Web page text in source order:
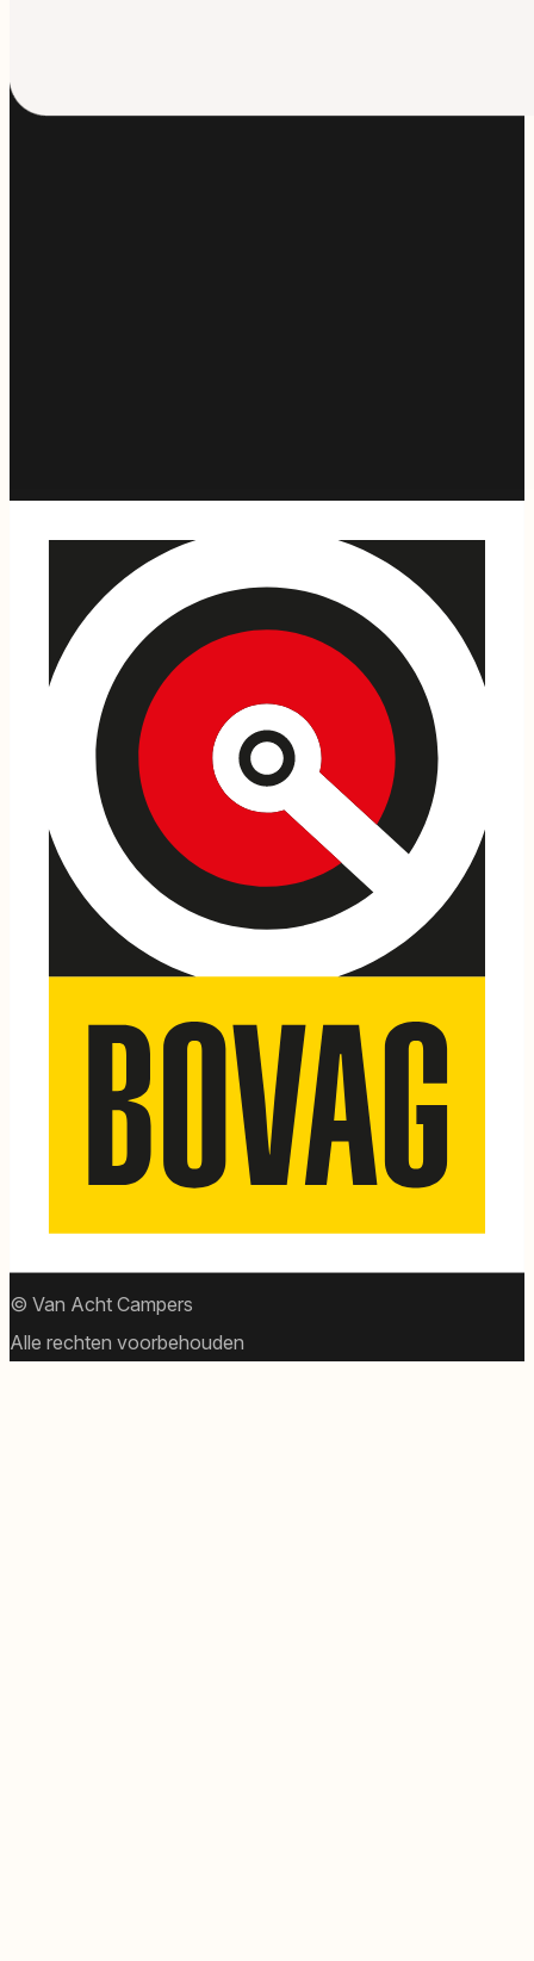
© Van Acht Campers
Alle rechten voorbehouden